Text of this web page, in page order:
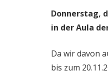
Donnerstag,
in der Aula
Da wir davon
bis zum